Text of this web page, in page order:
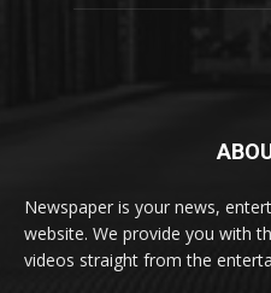
Newspaper is your news,
website. We provide you with
videos straight from the